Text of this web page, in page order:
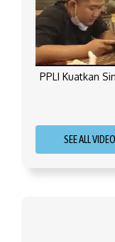
PPLI Kuatkan
SEE ALL